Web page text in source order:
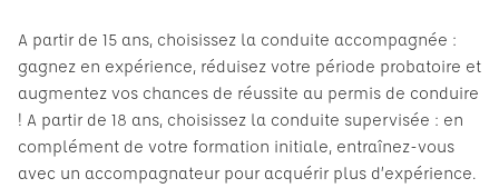
A partir de 15 ans, choisissez la conduite accompagnée :
gagnez en expérience, réduisez votre période probatoire et
augmentez vos chances de réussite au permis de conduire
! A partir de 18 ans, choisissez la conduite supervisée : en
complément de votre formation initiale, entraînez-vous
avec un accompagnateur pour acquérir plus d’expérience.